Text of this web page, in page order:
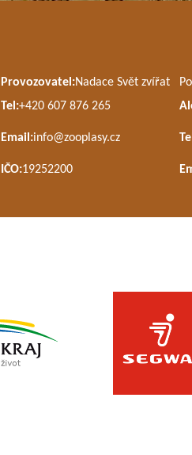
Provozovatel:Nadace Svět zvířat
Tel:+420 607 876 265
Email:info@zooplasy.cz
IČO:19252200